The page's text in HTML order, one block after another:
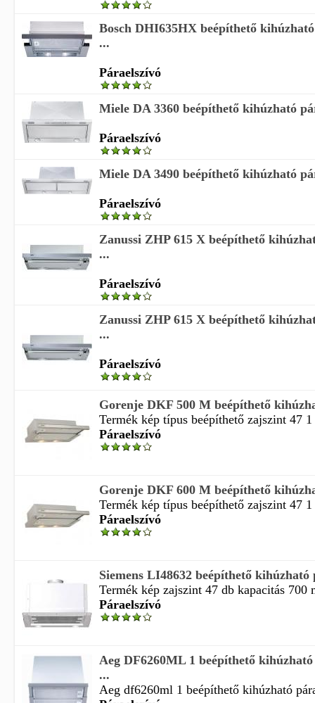
Bosch DHI635HX beépíthető
...
Páraelszívó
Miele DA 3360 beépíthető kihúzható
Páraelszívó
Miele DA 3490 beépíthető kihúzható
Páraelszívó
Zanussi ZHP 615 X beépíthető
...
Páraelszívó
Zanussi ZHP 615 X beépíthető
...
Páraelszívó
Gorenje DKF 500 M beépíthető
Termék kép típus beépíthető zajszint 47
Páraelszívó
Gorenje DKF 600 M beépíthető
Termék kép típus beépíthető zajszint 47
Páraelszívó
Siemens LI48632 beépíthető kihúzható
Termék kép zajszint 47 db kapacitás 700
Páraelszívó
Aeg DF6260ML 1 beépíthető
...
Aeg df6260ml 1 beépíthető kihúzható